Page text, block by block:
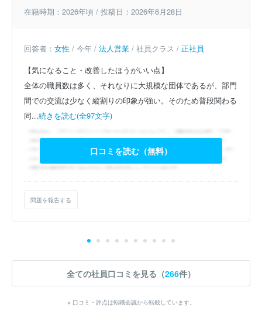
在籍時期：2026年頃 / 投稿日：2026年6月28日
回答者： 女性 / 今年 / 法人営業 / 社員クラス / 正社員
【気になること・改善したほうがいい点】
全体の職員数は多く、それなりに大規模な団体であるが、部門
間での交流は少なく縦割りの印象が強い。そのため普段関わる
同...続きを読む(全97文字)
口コミを読む（無料）
問題を報告する
全ての社員口コミを見る（266件）
※ 口コミ・評点は転職会議から転載しています。